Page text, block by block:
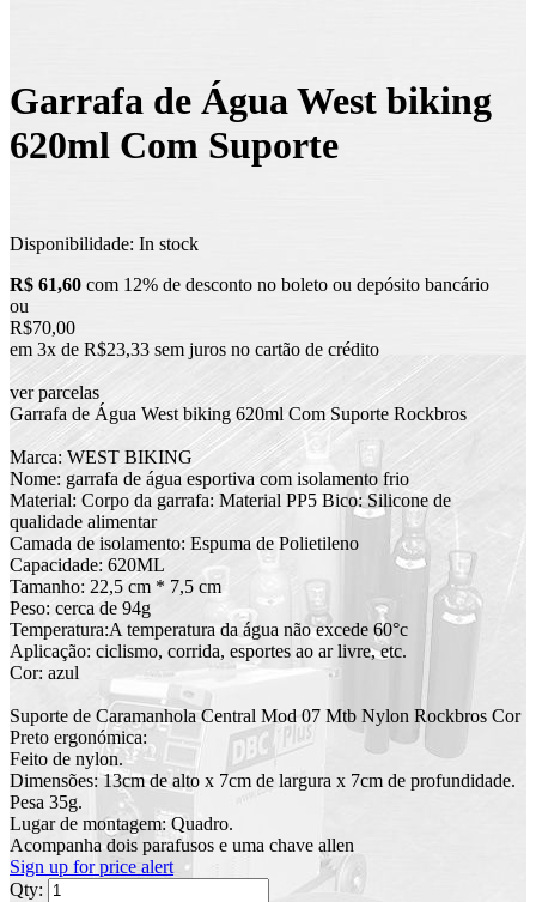
Garrafa de Água West biking
620ml Com Suporte
Disponibilidade: In stock
R$ 61,60 com 12% de desconto no boleto ou depósito bancário
ou
R$70,00
em 3x de R$23,33 sem juros no cartão de crédito
ver parcelas
Garrafa de Água West biking 620ml Com Suporte Rockbros
Marca: WEST BIKING
Nome: garrafa de água esportiva com isolamento frio
Material: Corpo da garrafa: Material PP5 Bico: Silicone de
qualidade alimentar
Camada de isolamento: Espuma de Polietileno
Capacidade: 620ML
Tamanho: 22,5 cm * 7,5 cm
Peso: cerca de 94g
Temperatura:A temperatura da água não excede 60°c
Aplicação: ciclismo, corrida, esportes ao ar livre, etc.
Cor: azul
Suporte de Caramanhola Central Mod 07 Mtb Nylon Rockbros Cor
Preto ergonómica:
Feito de nylon.
Dimensões: 13cm de alto x 7cm de largura x 7cm de profundidade.
Pesa 35g.
Lugar de montagem: Quadro.
Acompanha dois parafusos e uma chave allen
Sign up for price alert
Qty: